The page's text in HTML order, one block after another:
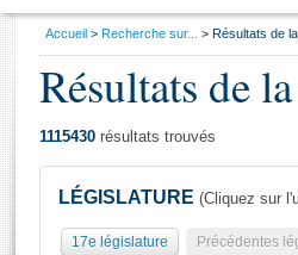
Général
Vous
Accueil Recherche sur... Résultats de
Résultats de
1115430 résultats trouvés
LÉGISLATURE (Cliquez sur
17e législature Précédentes